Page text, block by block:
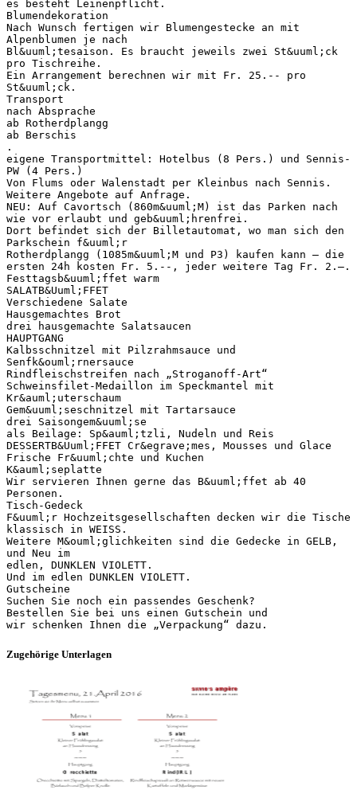
es besteht Leinenpflicht.
Blumendekoration
Nach Wunsch fertigen wir Blumengestecke an mit
Alpenblumen je nach
Bl&uuml;tesaison. Es braucht jeweils zwei St&uuml;ck
pro Tischreihe.
Ein Arrangement berechnen wir mit Fr. 25.-- pro
St&uuml;ck.
Transport
nach Absprache
ab Rotherdplangg
ab Berschis
.
eigene Transportmittel: Hotelbus (8 Pers.) und Sennis-
PW (4 Pers.)
Von Flums oder Walenstadt per Kleinbus nach Sennis.
Weitere Angebote auf Anfrage.
NEU: Auf Cavortsch (860m&uuml;M) ist das Parken nach
wie vor erlaubt und geb&uuml;hrenfrei.
Dort befindet sich der Billetautomat, wo man sich den
Parkschein f&uuml;r
Rotherdplangg (1085m&uuml;M und P3) kaufen kann – die
ersten 24h kosten Fr. 5.--, jeder weitere Tag Fr. 2.—.
Festtagsb&uuml;ffet warm
SALATB&Uuml;FFET
Verschiedene Salate
Hausgemachtes Brot
drei hausgemachte Salatsaucen
HAUPTGANG
Kalbsschnitzel mit Pilzrahmsauce und
Senfk&ouml;rnersauce
Rindfleischstreifen nach „Stroganoff-Art“
Schweinsfilet-Medaillon im Speckmantel mit
Kr&auml;uterschaum
Gem&uuml;seschnitzel mit Tartarsauce
drei Saisongem&uuml;se
als Beilage: Sp&auml;tzli, Nudeln und Reis
DESSERTB&Uuml;FFET Cr&egrave;mes, Mousses und Glace
Frische Fr&uuml;chte und Kuchen
K&auml;seplatte
Wir servieren Ihnen gerne das B&uuml;ffet ab 40
Personen.
Tisch-Gedeck
F&uuml;r Hochzeitsgesellschaften decken wir die Tische
klassisch in WEISS.
Weitere M&ouml;glichkeiten sind die Gedecke in GELB,
und Neu im
edlen, DUNKLEN VIOLETT.
Und im edlen DUNKLEN VIOLETT.
Gutscheine
Suchen Sie noch ein passendes Geschenk?
Bestellen Sie bei uns einen Gutschein und
Zugehörige Unterlagen